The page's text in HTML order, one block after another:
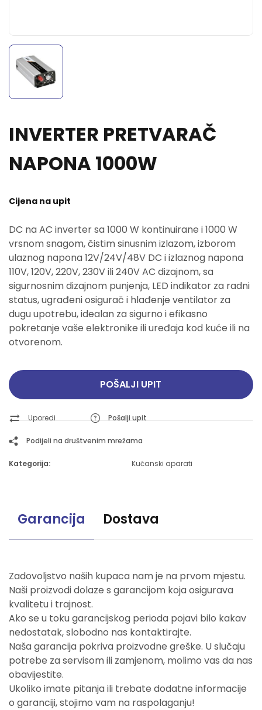
INVERTER PRETVARAČ
NAPONA 1000W
Cijena na upit
DC na AC inverter sa 1000 W kontinuirane i 1000 W
vrsnom snagom, čistim sinusnim izlazom, izborom
ulaznog napona 12V/24V/48V DC i izlaznog napona
110V, 120V, 220V, 230V ili 240V AC dizajnom, sa
sigurnosnim dizajnom punjenja, LED indikator za radni
status, ugrađeni osigurač i hlađenje ventilator za
dugu upotrebu, idealan za sigurno i efikasno
pokretanje vaše elektronike ili uređaja kod kuće ili na
otvorenom.
POŠALJI UPIT
Uporedi Pošalji upit
Podijeli na društvenim mrežama
Kategorija: Kućanski aparati
Garancija Dostava
Zadovoljstvo naših kupaca nam je na prvom mjestu.
Naši proizvodi dolaze s garancijom koja osigurava
kvalitetu i trajnost.
Ako se u toku garancijskog perioda pojavi bilo kakav
nedostatak, slobodno nas kontaktirajte.
Naša garancija pokriva proizvodne greške. U slučaju
potrebe za servisom ili zamjenom, molimo vas da nas
obavijestite.
Ukoliko imate pitanja ili trebate dodatne informacije
o garanciji, stojimo vam na raspolaganju!